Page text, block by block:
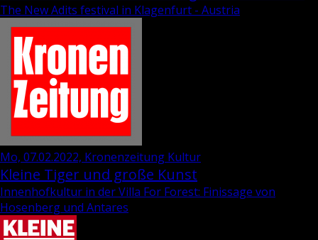
The New Adits festival in Klagenfurt - Austria
Mo, 07.02.2022, Kronenzeitung Kultur
Kleine Tiger und große Kunst
Innenhofkultur in der Villa For Forest: Finissage von
Hosenberg und Antares